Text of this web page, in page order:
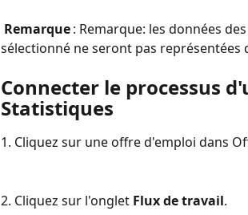
Remarque : Remarque: les données
sélectionné ne seront pas représentées
Connecter le processus
Statistiques
1. Cliquez sur une offre d'emploi dans
2. Cliquez sur l'onglet Flux de travail.